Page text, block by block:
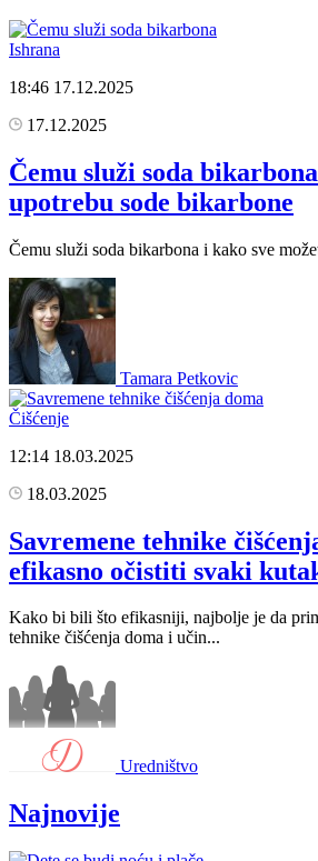
Ishrana
18:46 17.12.2025
17.12.2025
Čemu služi soda
upotrebu sode bikarbone
Čemu služi soda bikarbona i kako sve
Tamara Petkovic
Čišćenje
12:14 18.03.2025
18.03.2025
Savremene tehnike
efikasno očistiti svaki
Kako bi bili što efikasniji, najbolje je da
tehnike čišćenja doma i učin...
Uredništvo
Najnovije